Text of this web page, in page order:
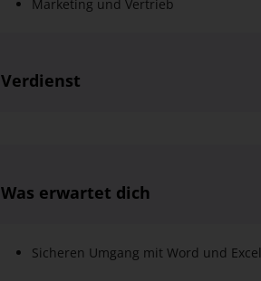
Marketing und Vertrieb
Verdienst
Was erwartet dich
Sicheren Umgang mit Word und Excel